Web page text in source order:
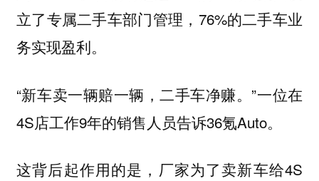
立了专属二手车部门管理，76%的二手车业
务实现盈利。
“新车卖一辆赔一辆，二手车净赚。”一位在
4S店工作9年的销售人员告诉36氪Auto。
这背后起作用的是，厂家为了卖新车给4S